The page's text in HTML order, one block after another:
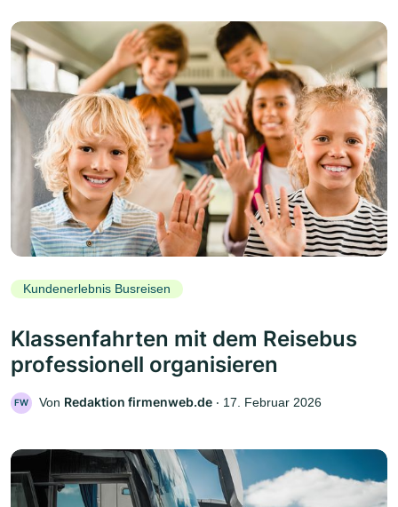
Kundenerlebnis Busreisen
Klassenfahrten mit dem Reisebus
professionell organisieren
FW Von Redaktion firmenweb.de ‧ 17. Februar 2026